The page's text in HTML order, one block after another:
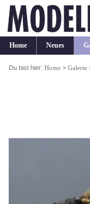
Home Neues
Du bist hier:Home >Galerie